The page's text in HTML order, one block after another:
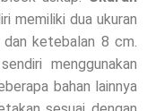
memiliki dua ukuran
ketebalan 8 cm.
menggunakan
bahan lainnya